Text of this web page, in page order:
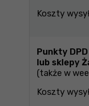
Koszty
Punkty
lub sklepy
(także w
Koszty